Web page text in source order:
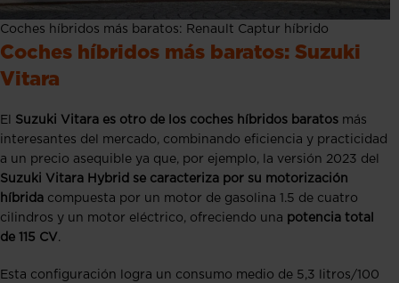
Coches híbridos más baratos: Renault Captur híbrido
Coches híbridos más baratos: Suzuki
Vitara
El Suzuki Vitara es otro de los coches híbridos baratos más
interesantes del mercado, combinando eficiencia y practicidad
a un precio asequible ya que, por ejemplo, la versión 2023 del
Suzuki Vitara Hybrid se caracteriza por su motorización
híbrida compuesta por un motor de gasolina 1.5 de cuatro
cilindros y un motor eléctrico, ofreciendo una potencia total
de 115 CV.
Esta configuración logra un consumo medio de 5,3 litros/100